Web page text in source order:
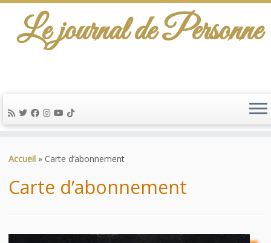
au
Le journal de Personne
Accueil » Carte d’abonnement
Carte d’abonnement